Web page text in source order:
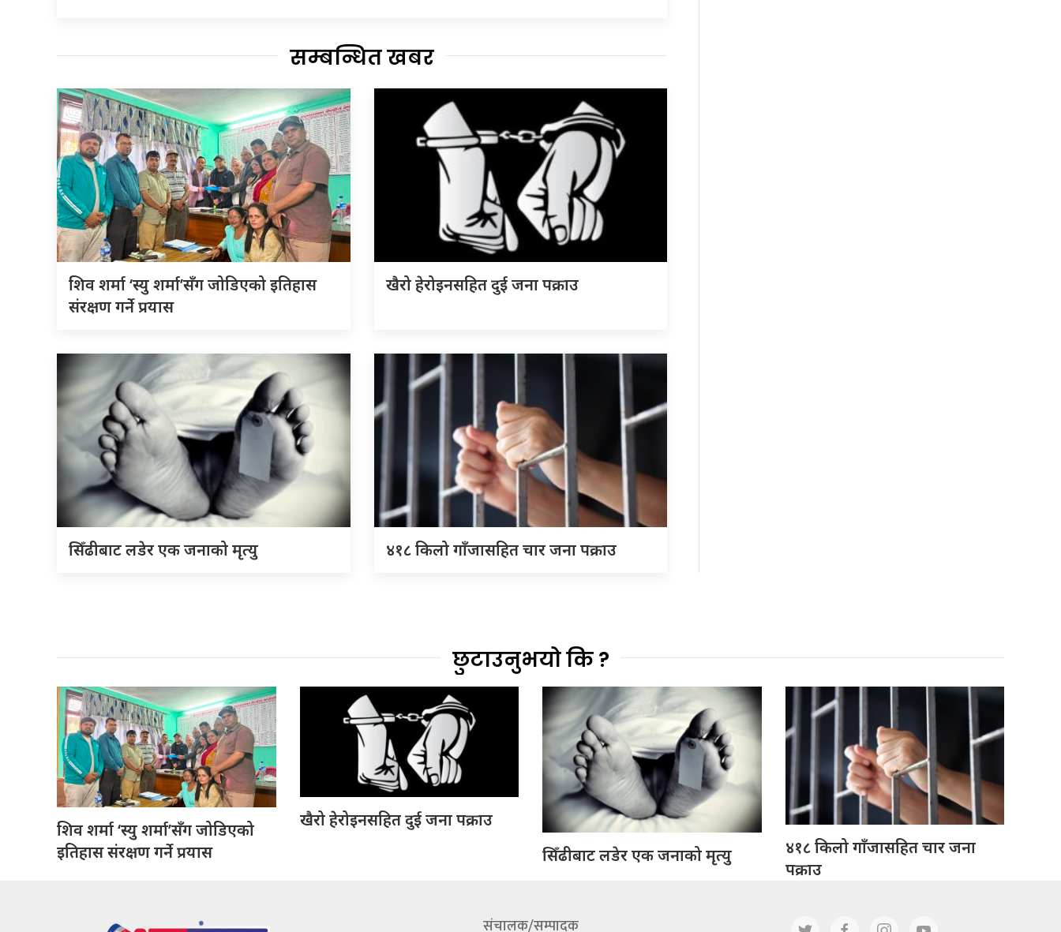
सम्बन्धित खबर
शिव शर्मा ‘स्यु शर्मा’सँग जोडिएको इतिहास
संरक्षण गर्ने प्रयास
खैरो हेरोइनसहित दुई जना पक्राउ
सिँढीबाट लडेर एक जनाको मृत्यु ४१८ किलो गाँजासहित चार जना पक्राउ
छुटाउनुभयो कि ?
शिव शर्मा ‘स्यु शर्मा’सँग जोडिएको
इतिहास संरक्षण गर्ने प्रयास
खैरो हेरोइनसहित दुई जना पक्राउ
सिँढीबाट लडेर एक जनाको मृत्यु
४१८ किलो गाँजासहित चार जना
पक्राउ
संचालक/सम्पादक